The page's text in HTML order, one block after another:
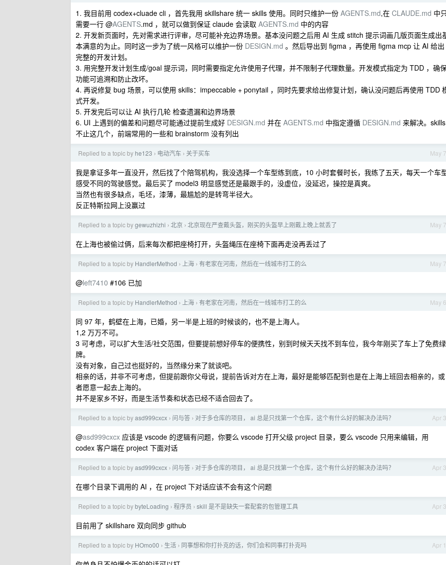
1. 我目前用 codex+cluade cli ，首先我用 skillshare 统一 skills 使用。同时只维护一份 AGENTS.md,在 CLAUDE.md 中只
需要一行 @AGENTS.md ，就可以做到保证 claude 会读取 AGENTS.md 中的内容
2. 开发新页面时，先对需求进行评审，尽可能补充边界场景。基本没问题之后用 AI 生成 stitch 提示词画几版页面生成出
本满意的为止。同时这一步为了统一风格可以维护一份 DESIGN.md 。然后导出到 figma ，再使用 figma mcp 让 AI 给出
完整的开发计划。
3. 用完整开发计划生成/goal 提示词，同时需要指定允许使用子代理，并不限制子代理数量。开发模式指定为 TDD ，确
功能可追溯和防止改坏。
4. 再说修复 bug 场景，可以使用 skills：impeccable + ponytail ，同时先要求给出修复计划，确认没问题后再使用 TDD
式开发。
5. 开发完后可以让 AI 执行几轮 检查遗漏和边界场景
6. UI 上遇到的偏差和问题尽可能通过提前生成好 DESIGN.md 并在 AGENTS.md 中指定遵循 DESIGN.md 来解决。skills
不止这几个，前端常用的一些和 brainstorm 没有列出
May 7
Replied to a topic by he123 › 电动汽车 › 关于买车
我是拿证多年一直没开，然后找了个陪驾机构，我没选择一个车型练到底，10 小时套餐时长，我练了五天，每天一个车
感受不同的驾驶感觉。最后买了 model3 明显感觉还是最跟手的，没虚位，没延迟，操控是真爽。
当然也有很多缺点，毛坯，漆薄，最尴尬的是转弯半径大。
反正特斯拉网上没赢过
May 7
Replied to a topic bygewuzhizhi › 北京 › 北京现在严查戴头盔，刚买的头盔早上刚戴上晚上就丢了
在上海也被偷过俩，后来每次都把座椅打开，头盔绳压在座椅下面再走没再丢过了
May 7
Replied to a topic by HandlerMethod › 上海 › 有老家在河南，然后在一线城市打工的么
@left7410 #106 已加
May 6
Replied to a topic by HandlerMethod › 上海 › 有老家在河南，然后在一线城市打工的么
同 97 年，鹤壁在上海，已婚，另一半是上班的时候谈的，也不是上海人。
1,2 万万不可。
3 可考虑，可以扩大生活/社交范围，但要提前想好停车的便携性，别到时候天天找不到车位，我今年刚买了车上了免费绿
牌。
没有对象，自己过也挺好的，当然缘分来了就谈吧。
相亲的话，并非不可考虑，但提前跟你父母说，提前告诉对方在上海，最好是能够匹配到也是在上海上班回去相亲的，或
者愿意一起去上海的。
并不是家乡不好，而是生活节奏和状态已经不适合回去了。
Apr 3
Replied to a topic byasd999cxcx › 问与答 › 对于多仓库的项目， ai 总是只找第一个仓库，这个有什么好的解决办法吗？
@asd999cxcx 应该是 vscode 的逻辑有问题，你要么 vscode 打开父级 project 目录，要么 vscode 只用来编辑，用
codex 客户端在 project 下面对话
Apr 3
Replied to a topic byasd999cxcx › 问与答 › 对于多仓库的项目， ai 总是只找第一个仓库，这个有什么好的解决办法吗？
在哪个目录下调用的 AI ，在 project 下对话应该不会有这个问题
Apr 3
Replied to a topic bybyteLoading › 程序员 › skill 是不是缺失一套配套的包管理工具
目前用了 skillshare 双向同步 github
Apr 1
Replied to a topic by HOmo00 › 生活 › 同事想和你打扑克的话，你们会和同事打扑克吗